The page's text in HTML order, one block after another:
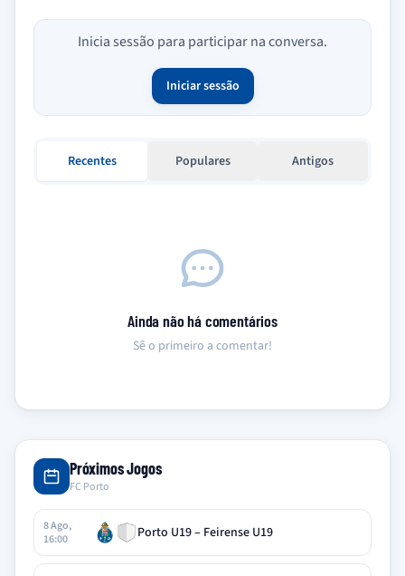
Inicia sessão para participar na conversa.
Iniciar sessão
Recentes Populares Antigos
Ainda não há comentários
Sê o primeiro a comentar!
Próximos Jogos
FC Porto
8 Ago,
16:00
Porto U19 – Feirense U19